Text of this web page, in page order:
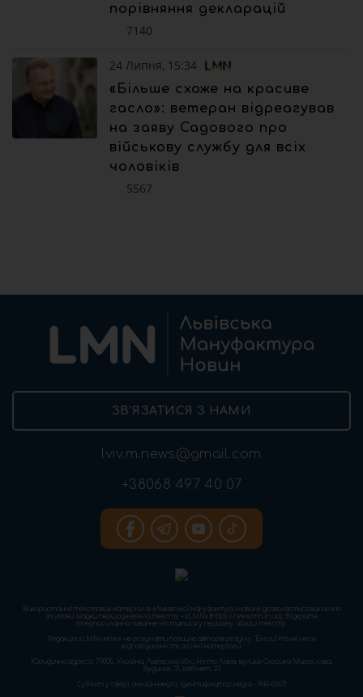
порівняння декларацій
7140
24 Липня, 15:34
«Більше схоже на красиве
гасло»: ветеран відреагував
на заяву Садового про
військову службу для всіх
чоловіків
5567
ЗВ’ЯЗАТИСЯ З НАМИ
lviv.m.news@gmail.com
+38068 497 40 07
Використання текстових матеріалів «Львівської мануфактури новин» дозволяється виключно
за умови згадки першоджерела тексту – «LMN» (https://www.lmn.in.ua). Відкрите
гіперпосилання повинне міститися у першому абзаці тексту.
Редакція «LMN» може не розділяти позицію авторів розділу “Блоги” та не несе
відповідальність за їхні матеріали.
Юридична адреса: 79005, Україна, Львівська обл., місто Львів, вулиця Скорика Мирослава,
будинок, 31, кабінет, 23
Cуб'єкт у сфері онлайн-медіа; ідентифікатор медіа - R40-03621